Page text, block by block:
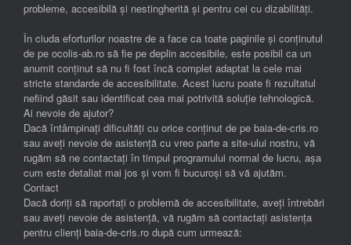
probleme, accesibilă și nestingherită și pentru cei cu dizabilități.
În ciuda eforturilor noastre de a face ca toate paginile și conținutul
de pe ocolis-ab.ro să fie pe deplin accesibile, este posibil ca un
anumit conținut să nu fi fost încă complet adaptat la cele mai
stricte standarde de accesibilitate. Acest lucru poate fi rezultatul
nefiind găsit sau identificat cea mai potrivită soluție tehnologică.
Ai nevoie de ajutor?
Dacă întâmpinați dificultăți cu orice conținut de pe baia-de-cris.ro
sau aveți nevoie de asistență cu vreo parte a site-ului nostru, vă
rugăm să ne contactați în timpul programului normal de lucru, așa
cum este detaliat mai jos și vom fi bucuroși să vă ajutăm.
Contact
Dacă doriți să raportați o problemă de accesibilitate, aveți întrebări
sau aveți nevoie de asistență, vă rugăm să contactați asistența
pentru clienți baia-de-cris.ro după cum urmează: